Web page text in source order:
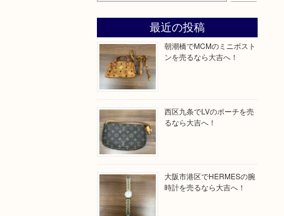
最近の投稿
朝潮橋でMCMのミニボスト
ンを売るなら大吉へ！
西区九条でLVのポーチを売
るなら大吉へ！
大阪市港区でHERMESの腕
時計を売るなら大吉へ！